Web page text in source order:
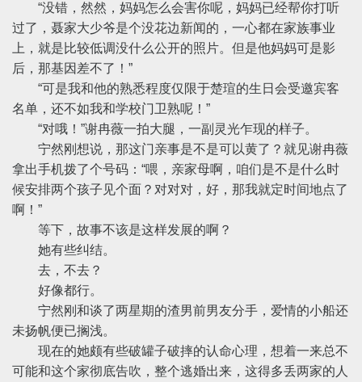
“没错，然然，妈妈怎么会害你呢，妈妈已经帮你打听
过了，聂家大少爷是个没花边新闻的，一心都在家族事业
上，就是比较低调没什么公开的照片。但是他妈妈可是影
后，那基因差不了！”
“可是我和他的熟悉程度仅限于楚瑄的生日会受邀宾客
名单，还不如我和学校门卫熟呢！”
“对哦！”谢冉薇一拍大腿，一副灵光乍现的样子。
宁然刚想说，那这门亲事是不是可以黄了？就见谢冉薇
拿出手机拨了个号码：“喂，亲家母啊，咱们是不是什么时
候安排两个孩子见个面？对对对，好，那我就定时间地点了
啊！”
等下，故事不该是这样发展的啊？
她有些纠结。
去，不去？
好像都行。
宁然刚和谈了两星期的渣男前男友分手，爱情的小船还
未扬帆便已搁浅。
现在的她颇有些破罐子破摔的认命心理，想着一来总不
可能和这个家彻底告吹，整个逃婚出来，这得多丢两家的人